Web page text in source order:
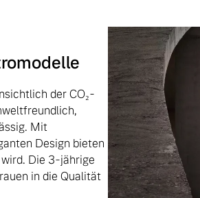
der CO₂-
Mit
Design bieten
Die 3-jährige
in die Qualität